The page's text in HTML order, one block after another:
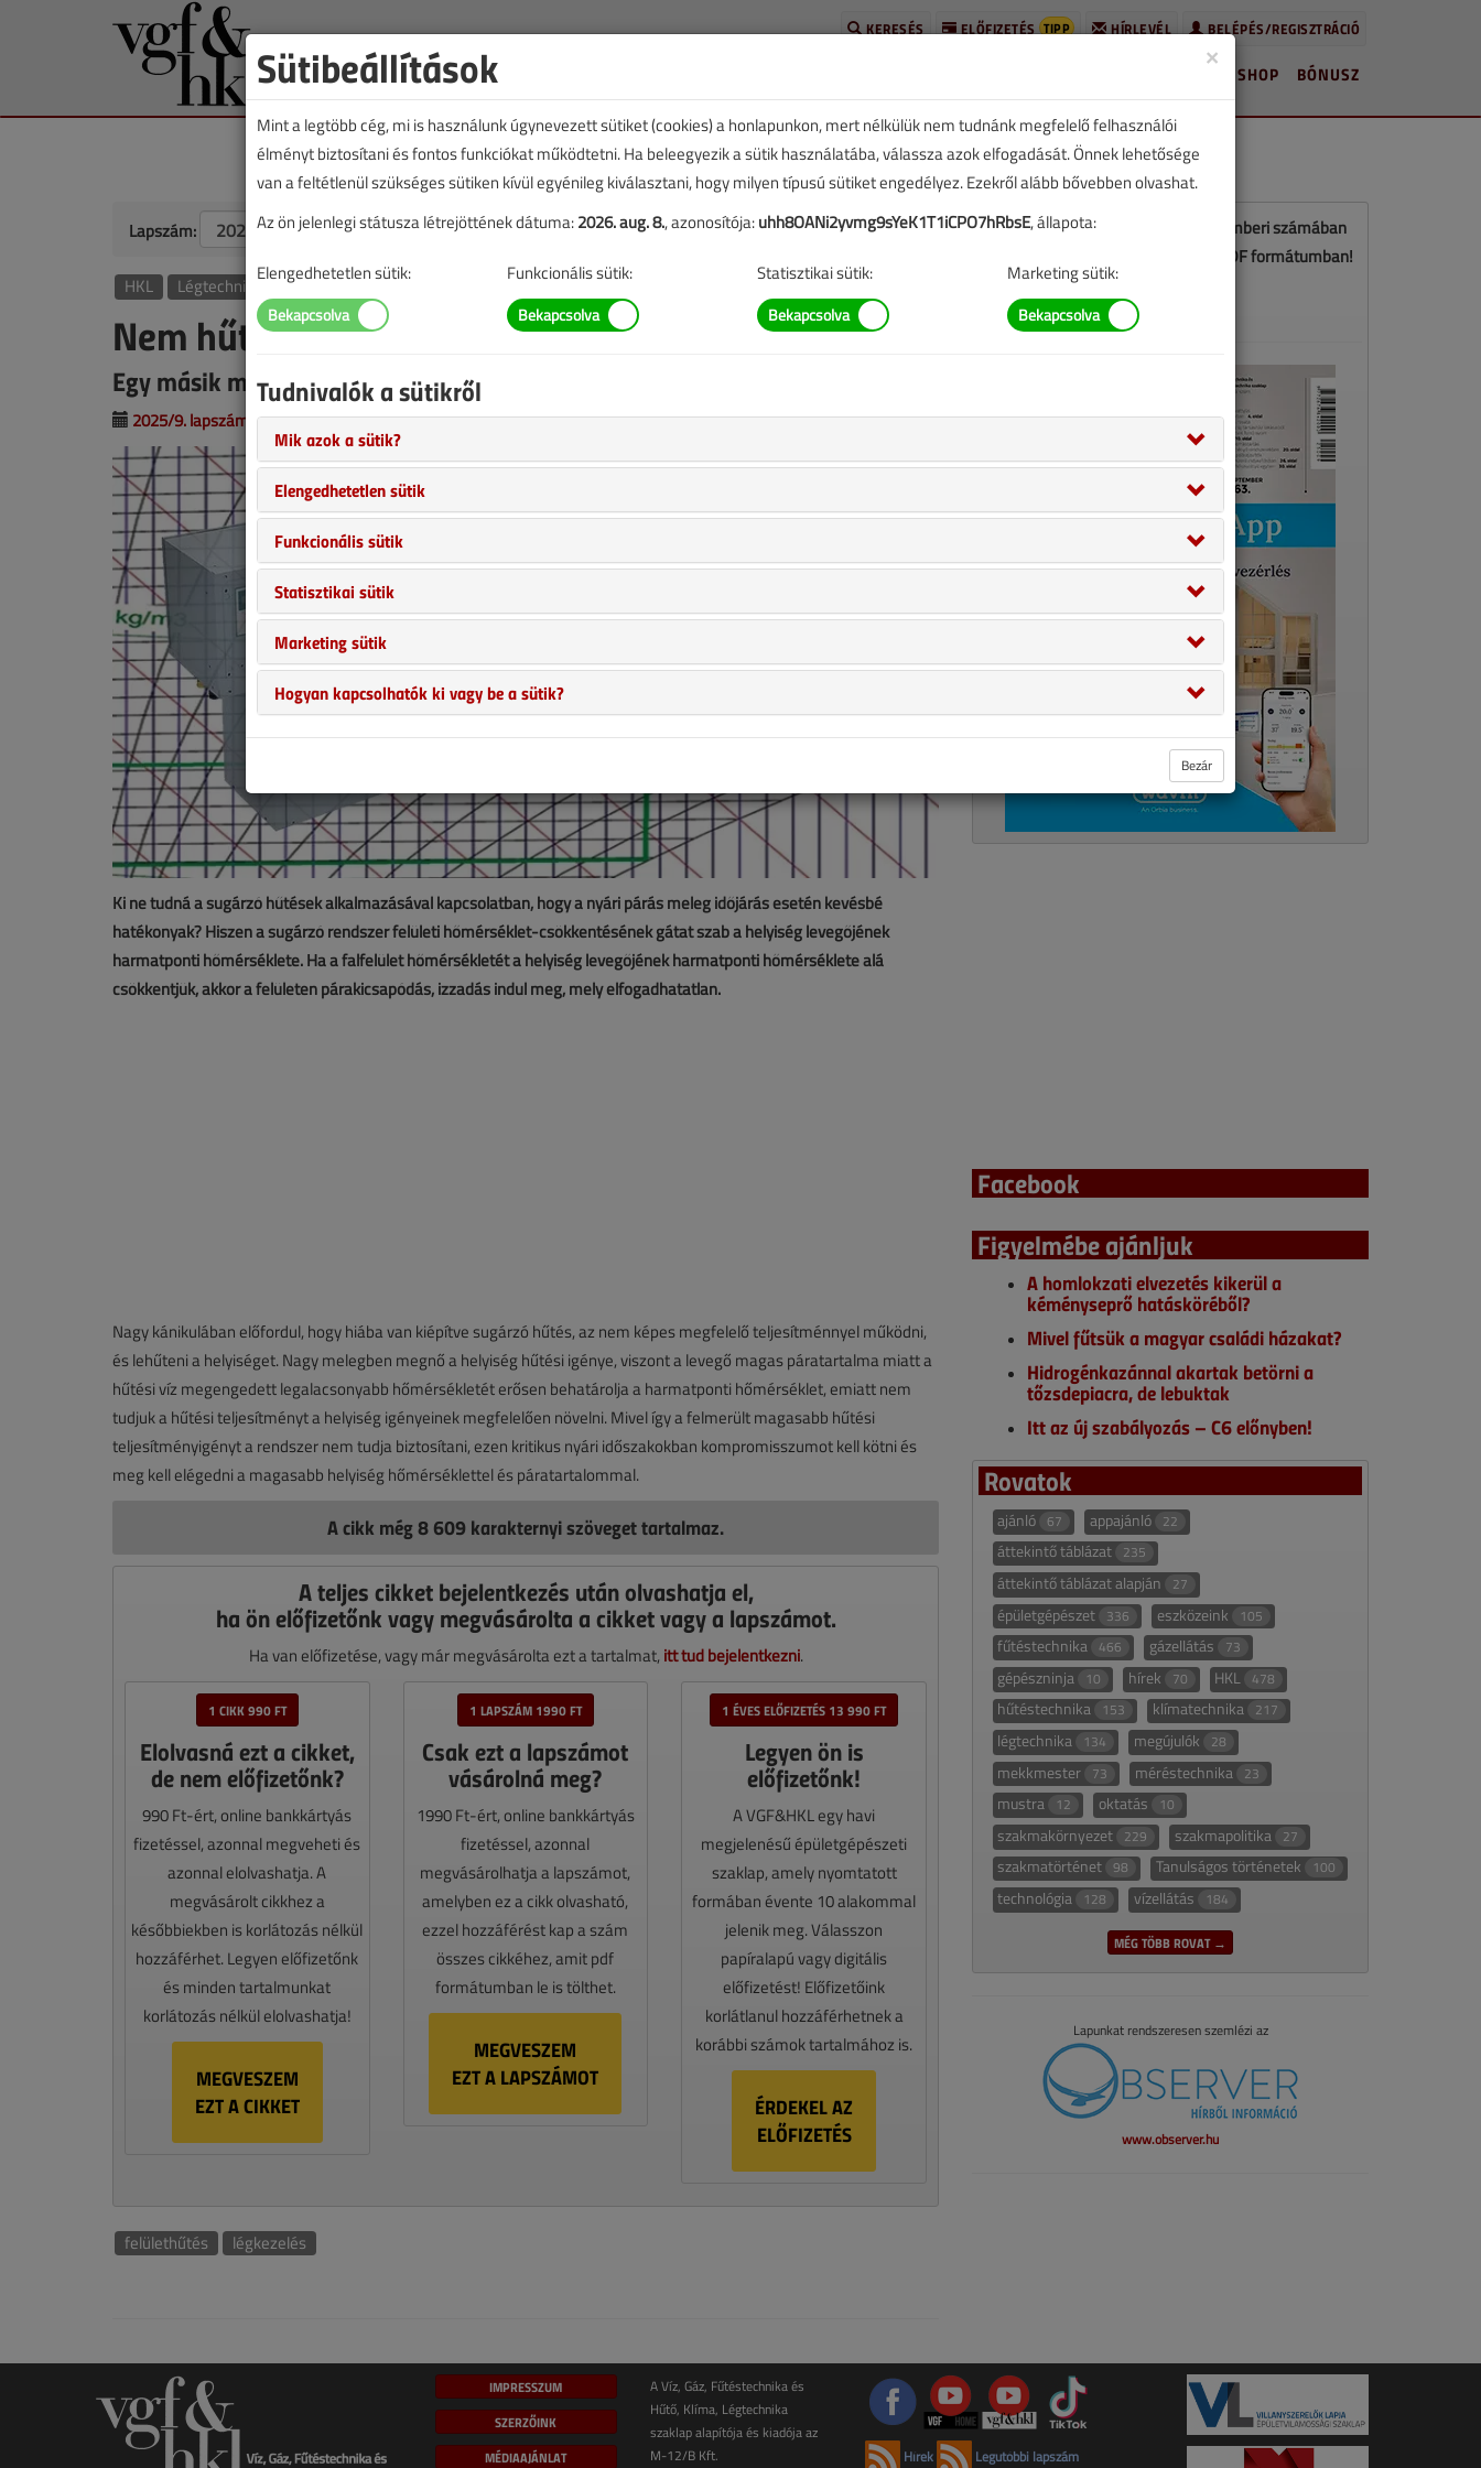
BELÉPÉS/REGISZTRÁCIÓ
HÍRLEVÉL
ELŐFIZETÉS TIPP
KERESÉS
BÓNUSZ
SHOP
Lapszám: TARTALOM
HKL Légtechnika
Nem hűt a falhűtés?
Egy másik megoldás a beltéri levegő páratartalmának csökkentésére
2025/9. lapszám | Sáfrány Dávid Gilicze Roland | 691 |
Ki ne tudná a sugárzó hűtések alkalmazásával kapcsolatban, hogy a nyári párás meleg időjárás esetén kevésbé
hatékonyak? Hiszen a sugárzó rendszer felületi hőmérséklet-csökkentésének gátat szab a helyiség levegőjének
harmatponti hőmérséklete. Ha a falfelület hőmérsékletét a helyiség levegőjének harmatponti hőmérséklete alá
csökkentjük, akkor a felületen párakicsapódás, izzadás indul meg, mely elfogadhatatlan.
Nagy kánikulában előfordul, hogy hiába van kiépítve sugárzó hűtés, az nem képes megfelelő teljesítménnyel működni,
és lehűteni a helyiséget. Nagy melegben megnő a helyiség hűtési igénye, viszont a levegő magas páratartalma miatt a
hűtési víz megengedett legalacsonyabb hőmérsékletét erősen behatárolja a harmatponti hőmérséklet, emiatt nem
tudjuk a hűtési teljesítményt a helyiség igényeinek megfelelően növelni. Mivel így a felmerült magasabb hűtési
teljesítményigényt a rendszer nem tudja biztosítani, ezen kritikus nyári időszakokban kompromisszumot kell kötni és
meg kell elégedni a magasabb helyiség hőmérséklettel és páratartalommal.
A cikk még 8 609 karakternyi szöveget tartalmaz.
A teljes cikket bejelentkezés után olvashatja el,
ha ön előfizetőnk vagy megvásárolta a cikket vagy a lapszámot.
Ha van előfizetése, vagy már megvásárolta ezt a tartalmat, itt tud bejelentkezni.
1 CIKK 990 FT
Elolvasná ezt a cikket,
de nem előfizetőnk?
990 Ft-ért, online bankkártyás
fizetéssel, azonnal megveheti és
azonnal elolvashatja. A
megvásárolt cikkhez a
későbbiekben is korlátozás nélkül
hozzáférhet. Legyen előfizetőnk
és minden tartalmunkat
korlátozás nélkül elolvashatja!
MEGVESZEM
EZT A CIKKET
1 LAPSZÁM 1990 FT
Csak ezt a lapszámot
vásárolná meg?
1990 Ft-ért, online bankkártyás
fizetéssel, azonnal
megvásárolhatja a lapszámot,
amelyben ez a cikk olvasható,
ezzel hozzáférést kap a szám
összes cikkéhez, amit pdf
formátumban le is tölthet.
MEGVESZEM
EZT A LAPSZÁMOT
1 ÉVES ELŐFIZETÉS 13 990 FT
Legyen ön is
előfizetőnk!
A VGF&HKL egy havi
megjelenésű épületgépészeti
szaklap, amely nyomtatott
formában évente 10 alakommal
jelenik meg. Válasszon
papíralapú vagy digitális
előfizetést! Előfizetőink
korlátlanul hozzáférhetnek a
korábbi számok tartalmához is.
ÉRDEKEL AZ
ELŐFIZETÉS
felülethűtés légkezelés
Ez a cikk a VGF&HKL 2025. szeptemberi számában
jelent meg. Töltse le a lapszámot PDF formátumban!
Facebook
Figyelmébe ajánljuk
A homlokzati elvezetés kikerül a
kéményseprő hatásköréből?
Mivel fűtsük a magyar családi házakat?
Hidrogénkazánnal akartak betörni a
tőzsdepiacra, de lebuktak
Itt az új szabályozás – C6 előnyben!
Rovatok
ajánló 67 appajánló 22
áttekintő táblázat 235
áttekintő táblázat alapján 27
épületgépészet 336 eszközeink 105
fűtéstechnika 466 gázellátás 73
gépészninja 10 hírek 70 HKL 478
hűtéstechnika 153 klímatechnika 217
légtechnika 134 megújulók 28
mekkmester 73 méréstechnika 23
mustra 12 oktatás 10
szakmakörnyezet 229 szakmapolitika 27
szakmatörténet 98 Tanulságos történetek 100
technológia 128 vízellátás 184
MÉG TÖBB ROVAT →
Lapunkat rendszeresen szemlézi az
www.observer.hu
IMPRESSZUM
SZERZŐINK
MÉDIAAJÁNLAT
A Víz, Gáz, Fűtéstechnika és
Hűtő, Klíma, Légtechnika
szaklap alapítója és kiadója az
M-12/B Kft.
Hírek Legutóbbi lapszám
×
Sütibeállítások
Mint a legtöbb cég, mi is használunk úgynevezett sütiket (cookies) a honlapunkon, mert nélkülük nem tudnánk megfelelő felhasználói
élményt biztosítani és fontos funkciókat működtetni. Ha beleegyezik a sütik használatába, válassza azok elfogadását. Önnek lehetősége
van a feltétlenül szükséges sütiken kívül egyénileg kiválasztani, hogy milyen típusú sütiket engedélyez. Ezekről alább bővebben olvashat.
Az ön jelenlegi státusza létrejöttének dátuma:2026. aug. 8., azonosítója:uhh8OANi2yvmg9sYeK1T1iCPO7hRbsE, állapota:
Elengedhetetlen sütik: Funkcionális sütik: Statisztikai sütik: Marketing sütik:
Tudnivalók a sütikről
Mik azok a sütik?
Elengedhetetlen sütik
Funkcionális sütik
Statisztikai sütik
Marketing sütik
Hogyan kapcsolhatók ki vagy be a sütik?
Bezár